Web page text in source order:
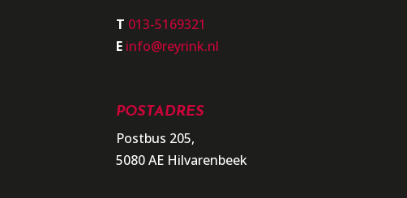
T 013-5169321
E info@reyrink.nl
POSTADRES
Postbus 205,
5080 AE Hilvarenbeek